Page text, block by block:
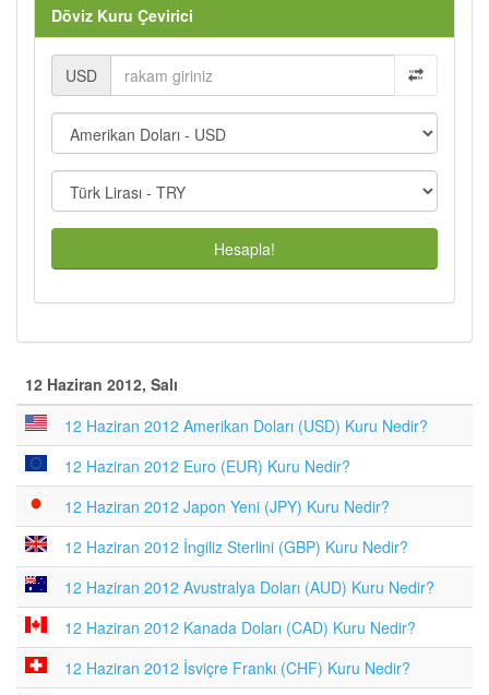
Döviz Kuru Çevirici
USD
Hesapla!
12 Haziran 2012, Salı
12 Haziran 2012 Amerikan Doları (USD) Kuru Nedir?
12 Haziran 2012 Euro (EUR) Kuru Nedir?
12 Haziran 2012 Japon Yeni (JPY) Kuru Nedir?
12 Haziran 2012 İngiliz Sterlini (GBP) Kuru Nedir?
12 Haziran 2012 Avustralya Doları (AUD) Kuru Nedir?
12 Haziran 2012 Kanada Doları (CAD) Kuru Nedir?
12 Haziran 2012 İsviçre Frankı (CHF) Kuru Nedir?